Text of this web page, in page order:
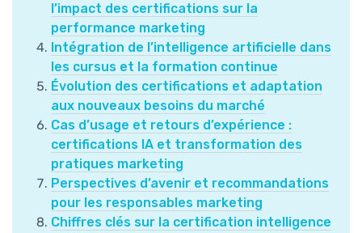
l’impact des certifications sur la
performance marketing
Intégration de l’intelligence artificielle dans
les cursus et la formation continue
Évolution des certifications et adaptation
aux nouveaux besoins du marché
Cas d’usage et retours d’expérience :
certifications IA et transformation des
pratiques marketing
Perspectives d’avenir et recommandations
pour les responsables marketing
Chiffres clés sur la certification intelligence